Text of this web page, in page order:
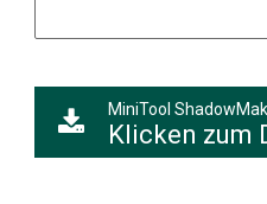
MiniTool
Klicken zum